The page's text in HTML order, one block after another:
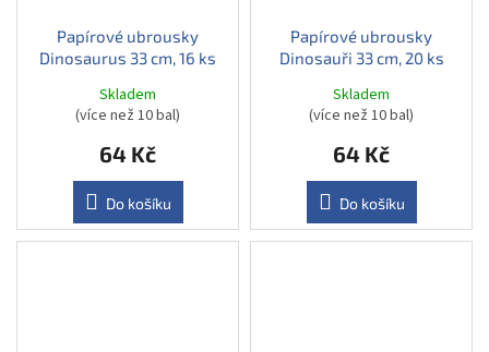
Papírové ubrousky
Dinosaurus 33 cm, 16 ks
Skladem
(více než 10 bal)
64 Kč
Do košíku
Papírové ubrousky
Dinosauři 33 cm, 20 ks
Skladem
(více než 10 bal)
64 Kč
Do košíku